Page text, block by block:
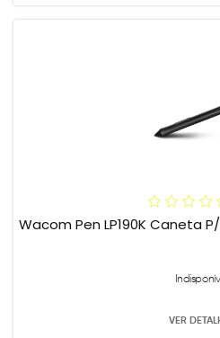
Wacom Pen LP190K Caneta
VER